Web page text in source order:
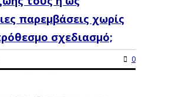
παρεμβάσεις χωρίς
σχεδιασμό;
0